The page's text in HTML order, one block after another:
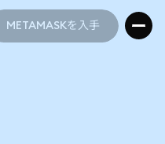
METAMASKを入手